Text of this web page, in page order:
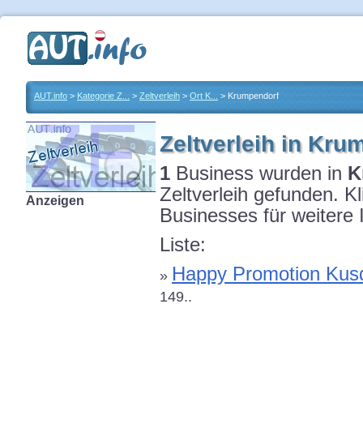
AUT.info > Kategorie Z... > Zeltverleih > Ort K... > Krumpendorf
Anzeigen
Zeltverleih in
1 Business wurden in
Zeltverleih gefunden.
Businesses für weitere
Liste:
» Happy Promotion
149..